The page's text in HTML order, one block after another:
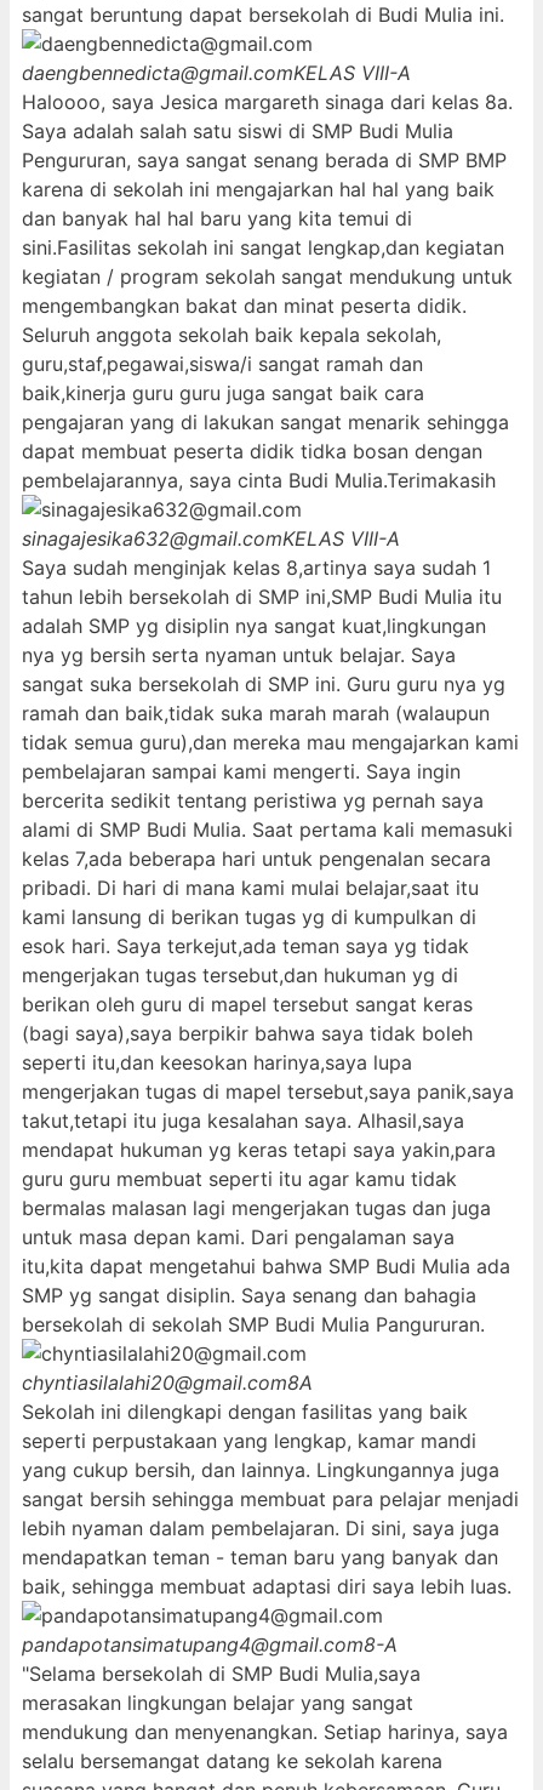
sangat beruntung dapat bersekolah di Budi Mulia ini.
daengbennedicta@gmail.comKELAS VIII-A
Haloooo, saya Jesica margareth sinaga dari kelas 8a.
Saya adalah salah satu siswi di SMP Budi Mulia
Pengururan, saya sangat senang berada di SMP BMP
karena di sekolah ini mengajarkan hal hal yang baik
dan banyak hal hal baru yang kita temui di
sini.Fasilitas sekolah ini sangat lengkap,dan kegiatan
kegiatan / program sekolah sangat mendukung untuk
mengembangkan bakat dan minat peserta didik.
Seluruh anggota sekolah baik kepala sekolah,
guru,staf,pegawai,siswa/i sangat ramah dan
baik,kinerja guru guru juga sangat baik cara
pengajaran yang di lakukan sangat menarik sehingga
dapat membuat peserta didik tidka bosan dengan
pembelajarannya, saya cinta Budi Mulia.Terimakasih
sinagajesika632@gmail.comKELAS VIII-A
Saya sudah menginjak kelas 8,artinya saya sudah 1
tahun lebih bersekolah di SMP ini,SMP Budi Mulia itu
adalah SMP yg disiplin nya sangat kuat,lingkungan
nya yg bersih serta nyaman untuk belajar. Saya
sangat suka bersekolah di SMP ini. Guru guru nya yg
ramah dan baik,tidak suka marah marah (walaupun
tidak semua guru),dan mereka mau mengajarkan kami
pembelajaran sampai kami mengerti. Saya ingin
bercerita sedikit tentang peristiwa yg pernah saya
alami di SMP Budi Mulia. Saat pertama kali memasuki
kelas 7,ada beberapa hari untuk pengenalan secara
pribadi. Di hari di mana kami mulai belajar,saat itu
kami lansung di berikan tugas yg di kumpulkan di
esok hari. Saya terkejut,ada teman saya yg tidak
mengerjakan tugas tersebut,dan hukuman yg di
berikan oleh guru di mapel tersebut sangat keras
(bagi saya),saya berpikir bahwa saya tidak boleh
seperti itu,dan keesokan harinya,saya lupa
mengerjakan tugas di mapel tersebut,saya panik,saya
takut,tetapi itu juga kesalahan saya. Alhasil,saya
mendapat hukuman yg keras tetapi saya yakin,para
guru guru membuat seperti itu agar kamu tidak
bermalas malasan lagi mengerjakan tugas dan juga
untuk masa depan kami. Dari pengalaman saya
itu,kita dapat mengetahui bahwa SMP Budi Mulia ada
SMP yg sangat disiplin. Saya senang dan bahagia
bersekolah di sekolah SMP Budi Mulia Pangururan.
chyntiasilalahi20@gmail.com8A
Sekolah ini dilengkapi dengan fasilitas yang baik
seperti perpustakaan yang lengkap, kamar mandi
yang cukup bersih, dan lainnya. Lingkungannya juga
sangat bersih sehingga membuat para pelajar menjadi
lebih nyaman dalam pembelajaran. Di sini, saya juga
mendapatkan teman - teman baru yang banyak dan
baik, sehingga membuat adaptasi diri saya lebih luas.
pandapotansimatupang4@gmail.com8-A
"Selama bersekolah di SMP Budi Mulia,saya
merasakan lingkungan belajar yang sangat
mendukung dan menyenangkan. Setiap harinya, saya
selalu bersemangat datang ke sekolah karena